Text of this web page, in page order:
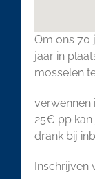
Om ons 70
jaar in
mosselen
verwennen
25€ pp kan
drank bij
Inschrijven